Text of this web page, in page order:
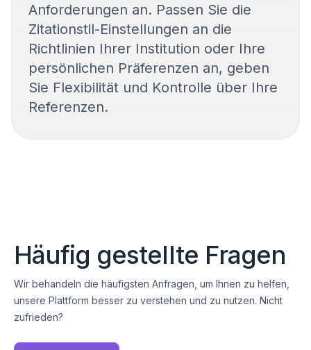
Anforderungen an. Passen Sie die
Zitationstil-Einstellungen an die
Richtlinien Ihrer Institution oder Ihre
persönlichen Präferenzen an, geben
Sie Flexibilität und Kontrolle über Ihre
Referenzen.
Häufig gestellte Fragen
Wir behandeln die häufigsten Anfragen, um Ihnen zu helfen,
unsere Plattform besser zu verstehen und zu nutzen. Nicht
zufrieden?